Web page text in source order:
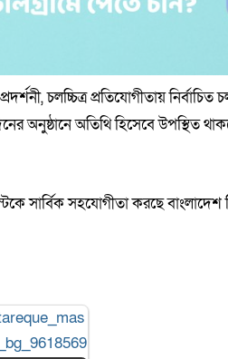
চলচ্চিত্র প্রতিযোগীতায় নির্বাচিত
অনুষ্ঠানে অতিথি হিসেবে উপস্থিত
সার্বিক সহযোগীতা করছে